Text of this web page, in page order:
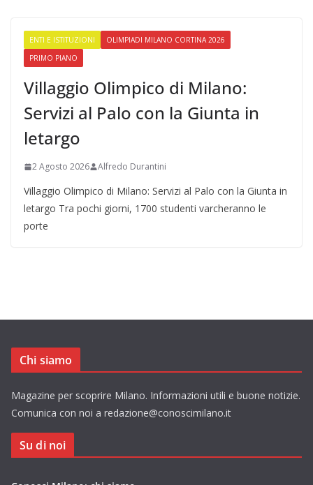
ENTI E ISTITUZIONI
OLIMPIADI MILANO CORTINA 2026
PRIMO PIANO
Villaggio Olimpico di Milano:
Servizi al Palo con la Giunta in
letargo
2 Agosto 2026 Alfredo Durantini
Villaggio Olimpico di Milano: Servizi al Palo con la Giunta in
letargo Tra pochi giorni, 1700 studenti varcheranno le
porte
Chi siamo
Magazine per scoprire Milano. Informazioni utili e buone notizie.
Comunica con noi a redazione@conoscimilano.it
Su di noi